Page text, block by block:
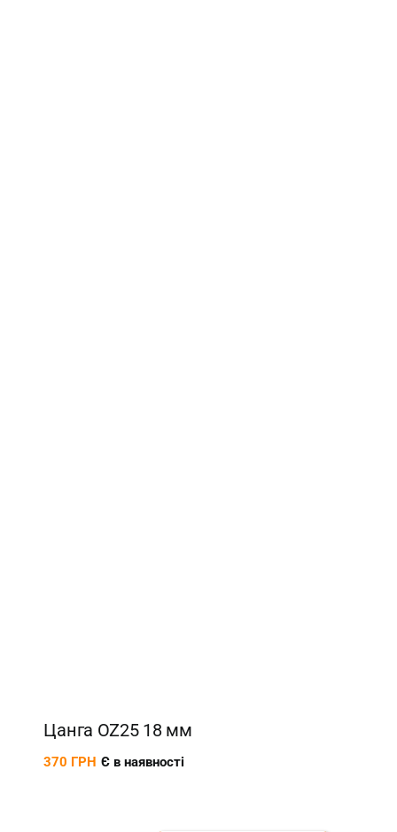
Цанга OZ25 18 мм
370 ГРН Є в наявності